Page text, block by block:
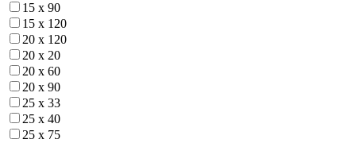
15 х 90
15 х 120
20 х 120
20 х 20
20 х 60
20 х 90
25 х 33
25 х 40
25 х 75